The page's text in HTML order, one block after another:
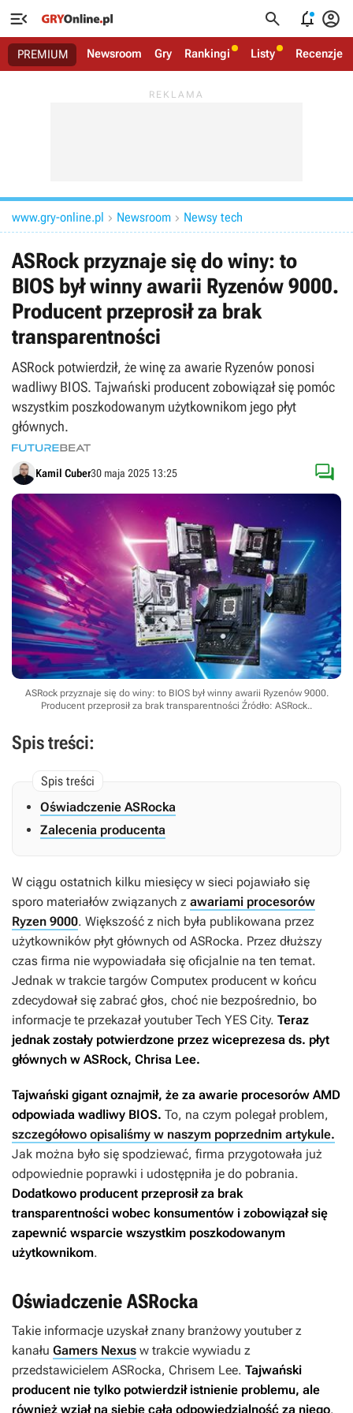
   
PREMIUM Newsroom Gry Rankingi Listy Recenzje
www.gry-online.pl  Newsroom  Newsy tech
ASRock przyznaje się do winy: to
BIOS był winny awarii Ryzenów 9000.
Producent przeprosił za brak
transparentności
ASRock potwierdził, że winę za awarie Ryzenów ponosi
wadliwy BIOS. Tajwański producent zobowiązał się pomóc
wszystkim poszkodowanym użytkownikom jego płyt
głównych.
Kamil Cuber30 maja 2025 13:25 
ASRock przyznaje się do winy: to BIOS był winny awarii Ryzenów 9000.
Producent przeprosił za brak transparentności Źródło: ASRock..
Spis treści:
Oświadczenie ASRocka
Zalecenia producenta
W ciągu ostatnich kilku miesięcy w sieci pojawiało się
sporo materiałów związanych z awariami procesorów
Ryzen 9000. Większość z nich była publikowana przez
użytkowników płyt głównych od ASRocka. Przez dłuższy
czas firma nie wypowiadała się oficjalnie na ten temat.
Jednak w trakcie targów Computex producent w końcu
zdecydował się zabrać głos, choć nie bezpośrednio, bo
informacje te przekazał youtuber Tech YES City. Teraz
jednak zostały potwierdzone przez wiceprezesa ds. płyt
głównych w ASRock, Chrisa Lee.
Tajwański gigant oznajmił, że za awarie procesorów AMD
odpowiada wadliwy BIOS. To, na czym polegał problem,
szczegółowo opisaliśmy w naszym poprzednim artykule.
Jak można było się spodziewać, firma przygotowała już
odpowiednie poprawki i udostępniła je do pobrania.
Dodatkowo producent przeprosił za brak
transparentności wobec konsumentów i zobowiązał się
zapewnić wsparcie wszystkim poszkodowanym
użytkownikom.
Oświadczenie ASRocka
Takie informacje uzyskał znany branżowy youtuber z
kanału Gamers Nexus w trakcie wywiadu z
przedstawicielem ASRocka, Chrisem Lee. Tajwański
producent nie tylko potwierdził istnienie problemu, ale
również wziął na siebie całą odpowiedzialność za niego.